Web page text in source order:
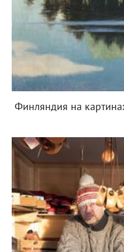
Финляндия на